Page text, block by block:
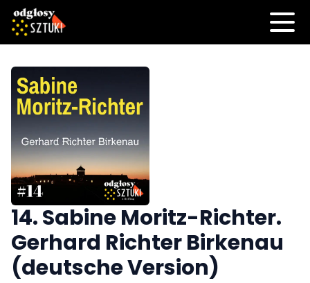
14. Sabine Moritz-Richter.
Gerhard Richter Birkenau
(deutsche Version)